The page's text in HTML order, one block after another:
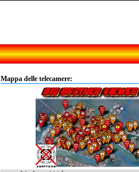
Mappa delle telecamere: